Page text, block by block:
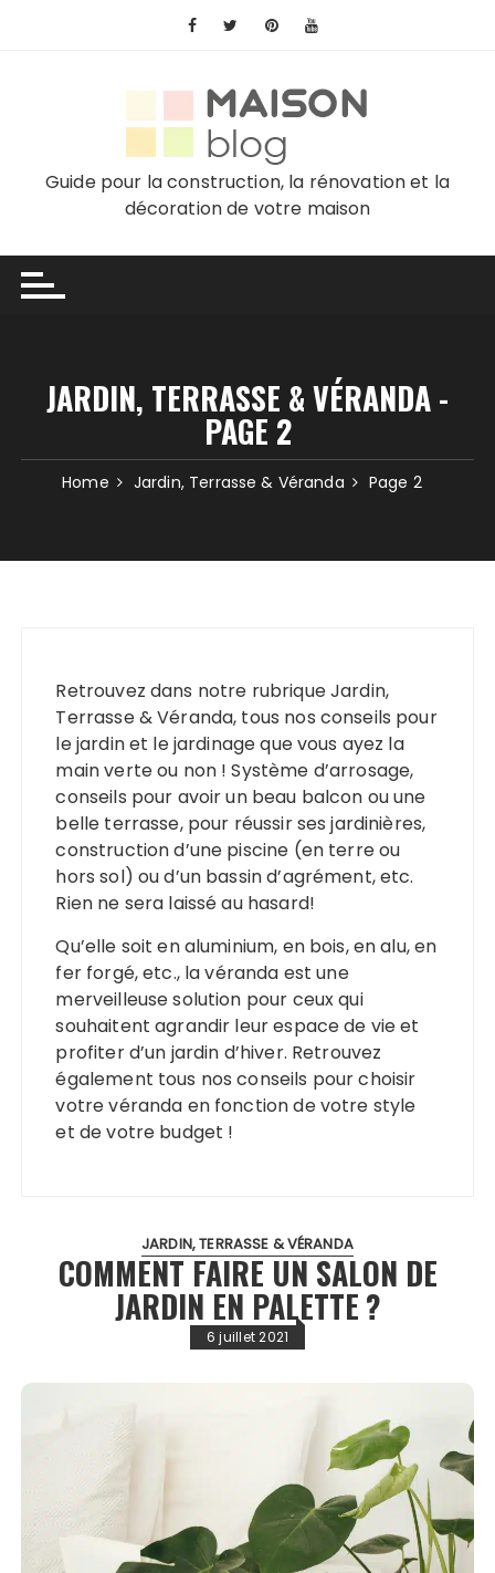
Guide pour la construction, la rénovation et la
décoration de votre maison
JARDIN, TERRASSE & VÉRANDA -
PAGE 2
Home Jardin, Terrasse & Véranda Page 2
Retrouvez dans notre rubrique Jardin,
Terrasse & Véranda, tous nos conseils pour
le jardin et le jardinage que vous ayez la
main verte ou non ! Système d’arrosage,
conseils pour avoir un beau balcon ou une
belle terrasse, pour réussir ses jardinières,
construction d’une piscine (en terre ou
hors sol) ou d’un bassin d’agrément, etc.
Rien ne sera laissé au hasard!
Qu’elle soit en aluminium, en bois, en alu, en
fer forgé, etc., la véranda est une
merveilleuse solution pour ceux qui
souhaitent agrandir leur espace de vie et
profiter d’un jardin d’hiver. Retrouvez
également tous nos conseils pour choisir
votre véranda en fonction de votre style
et de votre budget !
JARDIN, TERRASSE & VÉRANDA
COMMENT FAIRE UN SALON DE
JARDIN EN PALETTE ?
6 juillet 2021